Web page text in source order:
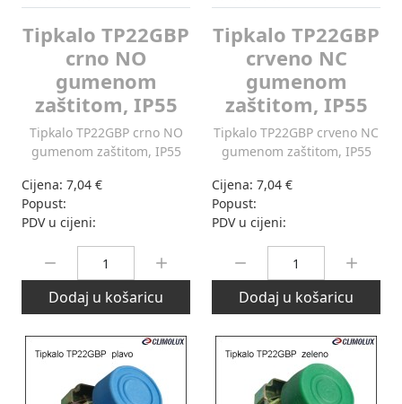
Tipkalo TP22GBP
crno NO
gumenom
zaštitom, IP55
Tipkalo TP22GBP crno NO
gumenom zaštitom, IP55
Cijena: 7,04 €
Popust:
PDV u cijeni:
Dodaj u košaricu
Tipkalo TP22GBP
crveno NC
gumenom
zaštitom, IP55
Tipkalo TP22GBP crveno NC
gumenom zaštitom, IP55
Cijena: 7,04 €
Popust:
PDV u cijeni:
Dodaj u košaricu